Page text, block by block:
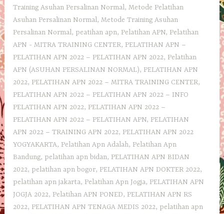
Training Asuhan Persalinan Normal,Metode Pelatihan
Asuhan Persalinan Normal,Metode Training Asuhan
Persalinan Normal, peatihan apn, Pelatihan APN, Pelatihan
APN - MITRA TRAINING CENTER, PELATIHAN APN –
PELATIHAN APN 2022 – PELATIHAN APN 2022, Pelatihan
APN (ASUHAN PERSALINAN NORMAL), PELATIHAN APN
2022, PELATIHAN APN 2022 – MITRA TRAINING CENTER,
PELATIHAN APN 2022 – PELATIHAN APN 2022 – INFO
PELATIHAN APN 2022, PELATIHAN APN 2022 –
PELATIHAN APN 2022 – PELATIHAN APN, PELATIHAN
APN 2022 – TRAINING APN 2022, PELATIHAN APN 2022
YOGYAKARTA, Pelatihan Apn Adalah, Pelatihan Apn
Bandung, pelatihan apn bidan, PELATIHAN APN BIDAN
2022, pelatihan apn bogor, PELATIHAN APN DOKTER 2022,
pelatihan apn jakarta, Pelatihan Apn Jogja, PELATIHAN APN
JOGJA 2022, Pelatihan APN PONED, PELATIHAN APN RS
2022, PELATIHAN APN TENAGA MEDIS 2022, pelatihan apn